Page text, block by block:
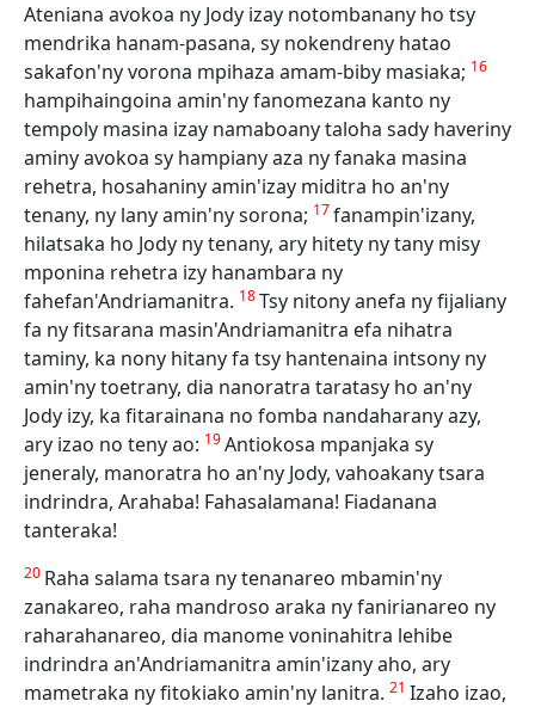
Ateniana avokoa ny Jody izay notombanany ho tsy
mendrika hanam-pasana, sy nokendreny hatao
sakafon'ny vorona mpihaza amam-biby masiaka; 16
hampihaingoina amin'ny fanomezana kanto ny
tempoly masina izay namaboany taloha sady haveriny
aminy avokoa sy hampiany aza ny fanaka masina
rehetra, hosahaniny amin'izay miditra ho an'ny
tenany, ny lany amin'ny sorona; 17fanampin'izany,
hilatsaka ho Jody ny tenany, ary hitety ny tany misy
mponina rehetra izy hanambara ny
fahefan'Andriamanitra. 18Tsy nitony anefa ny fijaliany
fa ny fitsarana masin'Andriamanitra efa nihatra
taminy, ka nony hitany fa tsy hantenaina intsony ny
amin'ny toetrany, dia nanoratra taratasy ho an'ny
Jody izy, ka fitarainana no fomba nandaharany azy,
ary izao no teny ao: 19Antiokosa mpanjaka sy
jeneraly, manoratra ho an'ny Jody, vahoakany tsara
indrindra, Arahaba! Fahasalamana! Fiadanana
tanteraka!
20 Raha salama tsara ny tenanareo mbamin'ny
zanakareo, raha mandroso araka ny fanirianareo ny
raharahanareo, dia manome voninahitra lehibe
indrindra an'Andriamanitra amin'izany aho, ary
mametraka ny fitokiako amin'ny lanitra. 21 Izaho izao,